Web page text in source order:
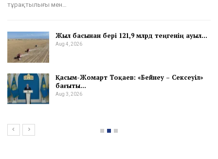
тұрақтылығы мен…
Жыл басынан бері 121,9 млрд теңгенің ауыл…
Aug 4, 2026
Қасым-Жомарт Тоқаев: «Бейнеу – Сексеуіл»
бағыты…
Aug 3, 2026